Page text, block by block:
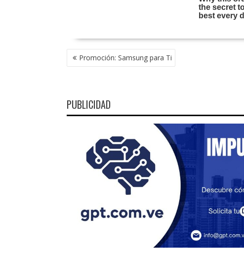
NAVEGACIÓN
DE Promoción: Samsung para Ti
PUBLICIDAD